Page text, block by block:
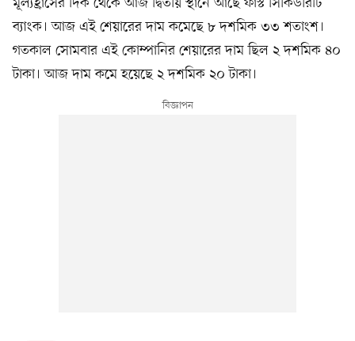
ব্যাংক। আজ এই শেয়ারের দাম কমেছে ৮ দশমিক ৩৩ শতাংশ।
গতকাল সোমবার এই কোম্পানির শেয়ারের দাম ছিল ২ দশমিক ৪০
টাকা। আজ দাম কমে হয়েছে ২ দশমিক ২০ টাকা।